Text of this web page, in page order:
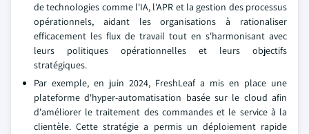
de technologies comme l'IA, l'APR et la gestion des processus
opérationnels, aidant les organisations à rationaliser
efficacement les flux de travail tout en s'harmonisant avec
leurs politiques opérationnelles et leurs objectifs
stratégiques.
Par exemple, en juin 2024, FreshLeaf a mis en place une
plateforme d'hyper-automatisation basée sur le cloud afin
d'améliorer le traitement des commandes et le service à la
clientèle. Cette stratégie a permis un déploiement rapide